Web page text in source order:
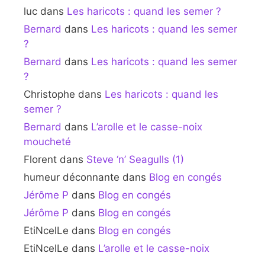
luc dans Les haricots : quand les semer ?
Bernard dans Les haricots : quand les semer
?
Bernard dans Les haricots : quand les semer
?
Christophe dans Les haricots : quand les
semer ?
Bernard dans L’arolle et le casse-noix
moucheté
Florent dans Steve ‘n’ Seagulls (1)
humeur déconnante dans Blog en congés
Jérôme P dans Blog en congés
Jérôme P dans Blog en congés
EtiNcelLe dans Blog en congés
EtiNcelLe dans L’arolle et le casse-noix